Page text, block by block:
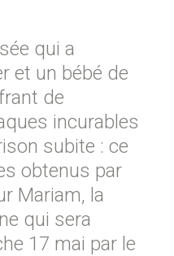
qui a
et un bébé de
de
incurables
subite : ce
obtenus par
Mariam, la
qui sera
17 mai par le